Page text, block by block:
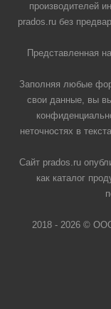
производителей
prados.ru без
Представленная
Заполняя любые
свои данные, вы
неточностях в
Сайт prados.ru
как каталог
2018 - 2026 ©